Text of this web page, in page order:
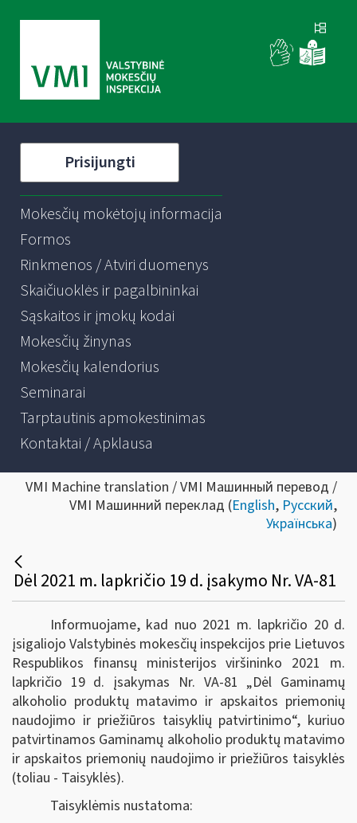
Prisijungti
Mokesčių mokėtojų informacija
Formos
Rinkmenos / Atviri duomenys
Skaičiuoklės ir pagalbininkai
Sąskaitos ir įmokų kodai
Mokesčių žinynas
Mokesčių kalendorius
Seminarai
Tarptautinis apmokestinimas
Kontaktai / Apklausa
VMI Machine translation / VMI Машинный перевод /
VMI Машинний переклад (English, Русский,
Українська)
Dėl 2021 m. lapkričio 19 d. įsakymo Nr. VA-81
Informuojame, kad nuo 2021 m. lapkričio 20 d.
įsigaliojo Valstybinės mokesčių inspekcijos prie Lietuvos
Respublikos finansų ministerijos viršininko 2021 m.
lapkričio 19 d. įsakymas Nr. VA-81 „Dėl Gaminamų
alkoholio produktų matavimo ir apskaitos priemonių
naudojimo ir priežiūros taisyklių patvirtinimo“, kuriuo
patvirtinamos Gaminamų alkoholio produktų matavimo
ir apskaitos priemonių naudojimo ir priežiūros taisyklės
(toliau - Taisyklės).
Taisyklėmis nustatoma: